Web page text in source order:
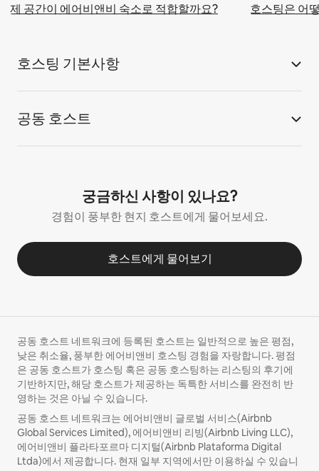
제 공간이 에어비앤비 숙소로 적합할까요? 호스팅은 어
호스팅 기본사항
공동 호스트
궁금하신 사항이 있나요?
경험이 풍부한 현지 호스트에게 물어보세요.
호스트에게 물어보기
공동 호스트 네트워크에 등록된 호스트는 일반적으로 높은 평점,
낮은 취소율, 풍부한 에어비앤비 호스팅 경험을 자랑합니다. 평점
은 공동 호스트가 호스팅 혹은 공동 호스팅하는 리스팅의 후기에
기반하지만, 해당 호스트가 제공하는 독특한 서비스를 완전히 반
영하는 것은 아닐 수 있습니다.
공동 호스트 네트워크는 에어비앤비 글로벌 서비스(Airbnb
Global Services Limited), 에어비앤비 리빙(Airbnb Living LLC),
에어비앤비 플라타포르마 디지털(Airbnb Plataforma Digital
Ltda)에서 제공합니다. 현재 일부 지역에서만 이용하실 수 있습니